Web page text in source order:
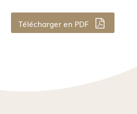
Télécharger en PDF